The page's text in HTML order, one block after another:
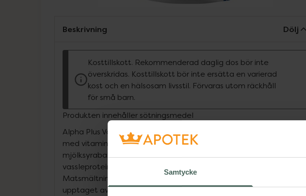
Samtycke
Beskrivning Dölj
Kosttillskott. Rekommenderad daglig dos bör inte
överskridas. Kosttillskott bör inte ersätta en varierad
kost och en hälsosam livsstil. Förvaras utom räckhåll
för små barn.
Produkten innehåller sötningsmedel
Alpha Plus Vassleprotein vaniljsmak 750g är ett livsmedel berikad
med vitaminer, mineraler, matsmältningsenzymer och
mjölksyrabakterier. Ursprunget är uteslutande ultrafiltrerat
vassleprotein från mjölk från skandinaviska gårdar.
Matsmältningsenzymerna och mjölksyrabakterierna underlättar
upptaget av protein samt gör det lättare att tåla vassleproteinet